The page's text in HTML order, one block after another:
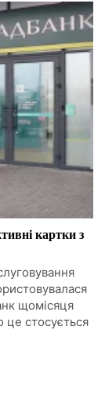
картки з
щомісяця
це стосується